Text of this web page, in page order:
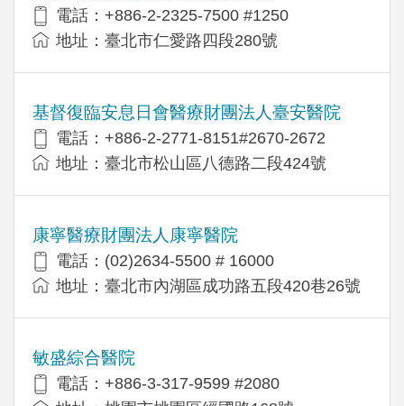
電話：+886-2-2325-7500 #1250
地址：臺北市仁愛路四段280號
基督復臨安息日會醫療財團法人臺安醫院
電話：+886-2-2771-8151#2670-2672
地址：臺北市松山區八德路二段424號
康寧醫療財團法人康寧醫院
電話：(02)2634-5500 # 16000
地址：臺北市內湖區成功路五段420巷26號
敏盛綜合醫院
電話：+886-3-317-9599 #2080